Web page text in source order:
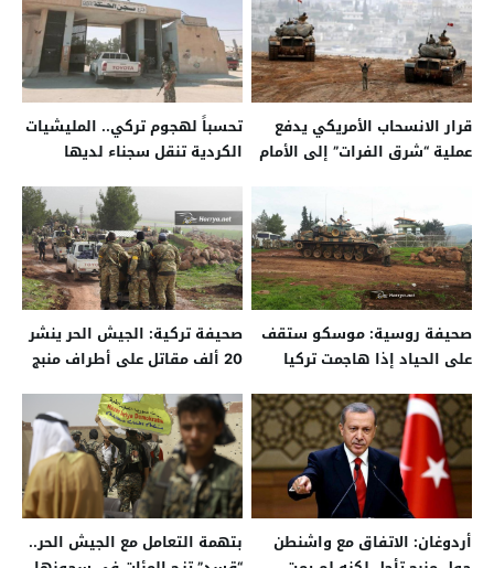
قرار الانسحاب الأمريكي يدفع
عملية “شرق الفرات” إلى الأمام
تحسباً لهجوم تركي.. المليشيات
الكردية تنقل سجناء لديها
صحيفة روسية: موسكو ستقف
على الحياد إذا هاجمت تركيا
صحيفة تركية: الجيش الحر ينشر
20 ألف مقاتل على أطراف منبج
أردوغان: الاتفاق مع واشنطن
بتهمة التعامل مع الجيش الحر..